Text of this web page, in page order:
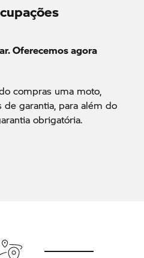
Oferecemos agora
compras uma moto,
garantia, para além do
obrigatória.